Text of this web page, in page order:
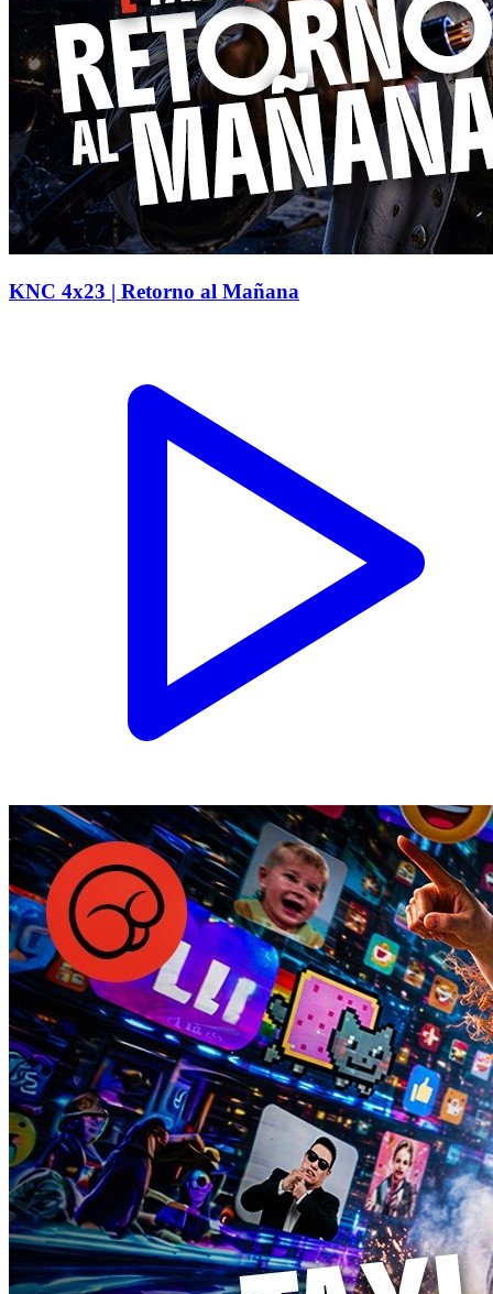
KNC 4x23 | Retorno al Mañana